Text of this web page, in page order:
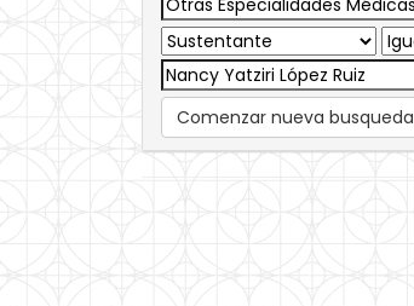
Comenzar nueva busqueda